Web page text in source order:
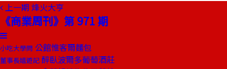
上一期 烽火大亨
《商業周刊》第 971 期
小吃大學問 公館惟客爾麵包
董事長嬉遊記 醉臥波爾多葡萄酒莊